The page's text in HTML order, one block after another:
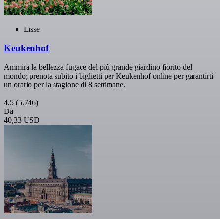
Lisse
Keukenhof
Ammira la bellezza fugace del più grande giardino fiorito del
mondo; prenota subito i biglietti per Keukenhof online per garantirti
un orario per la stagione di 8 settimane.
4,5 (5.746)
Da
40,33 USD